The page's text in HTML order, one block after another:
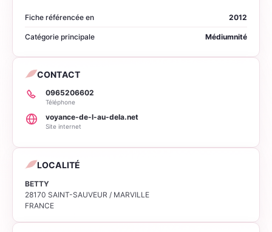
Fiche référencée en 2012
Catégorie principale Médiumnité
LOCALITÉ
BETTY
28170 SAINT-SAUVEUR / MARVILLE
FRANCE
CONTACT
0965206602
Téléphone
voyance-de-l-au-dela.net
Site internet